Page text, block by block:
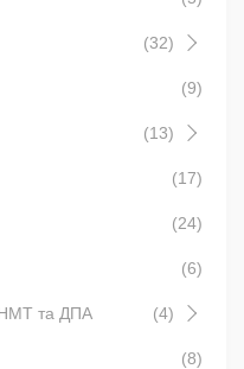
(32)
(9)
(13)
(17)
(24)
(6)
НМТ та ДПА (4)
(8)